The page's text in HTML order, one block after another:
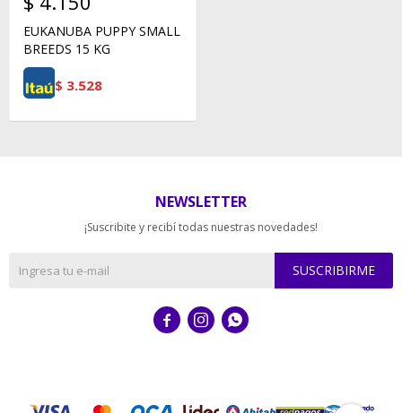
EUKANUBA PUPPY SMALL
BREEDS 15 KG
$ 3.528
NEWSLETTER
¡Suscribite y recibí todas nuestras novedades!
SUSCRIBIRME
  